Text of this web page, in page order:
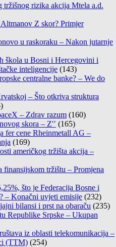
rizika akcija Mtela a.d.
Z skor? Primjer
u raskoraku – Nakon jutarnje
škola u Bosni i Hercegovini i
inteligencije (143)
centralne banke? – We do
– Što otkriva struktura
– Zdrav razum (160)
skora – Z′′ (165)
fer cene Rheinmetall AG –
(169)
američkog tržišta akcija –
tržištu – Promjena
što je Federacija Bosne i
– Konačni uvjeti emisije (232)
bilansi i prst na obaraču (235)
Republike Srpske – Ukupan
iz oblasti telekomunikacija –
(TTM) (254)